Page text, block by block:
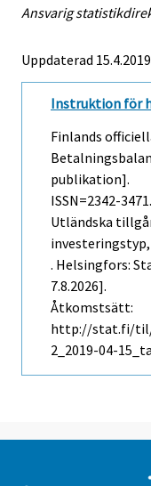
Ansvarig
Uppdaterad 15.4.2019
Instruktion för
Finlands
publikation].
ISSN=2342-3471.
Utländska
. Helsingfors:
7.8.2026].
Åtkomstsätt:
http://stat.fi/til/
2_2019-04-